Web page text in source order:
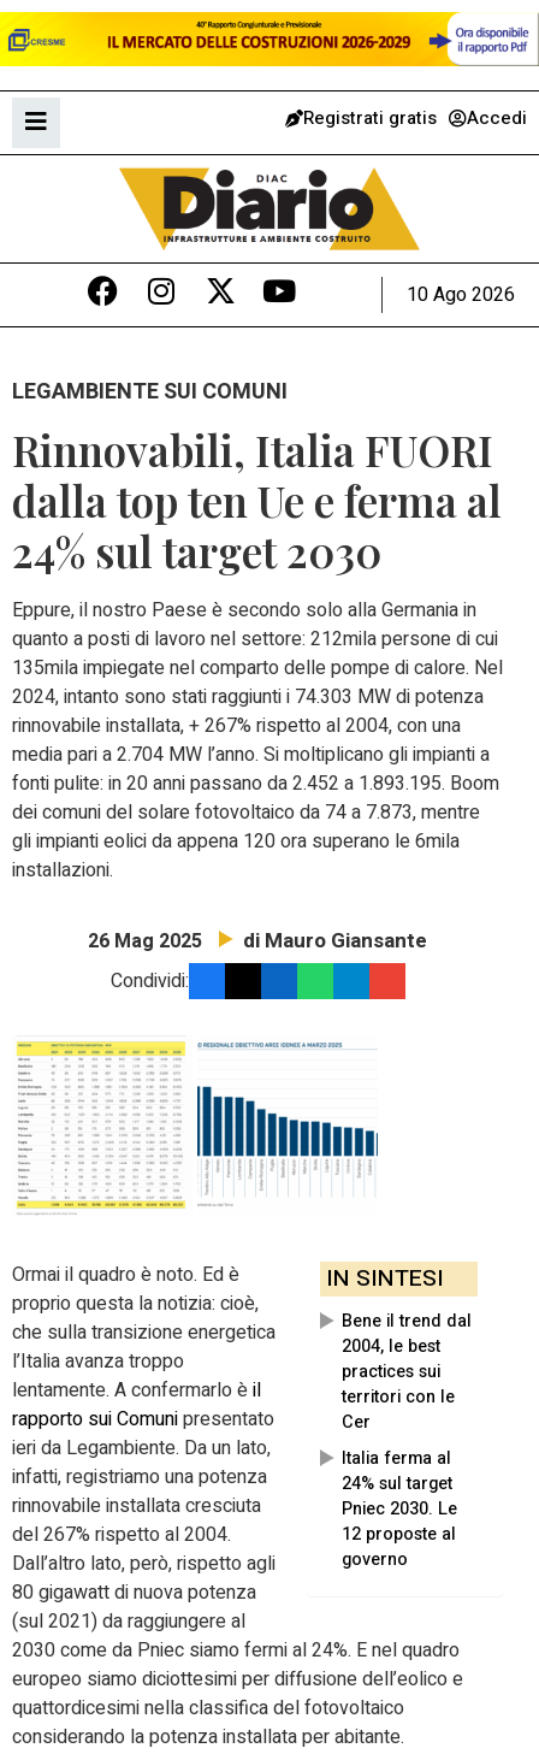
Registrati gratis Accedi
10 Ago 2026
LEGAMBIENTE SUI COMUNI
Rinnovabili, Italia FUORI
dalla top ten Ue e ferma al
24% sul target 2030
Eppure, il nostro Paese è secondo solo alla Germania in
quanto a posti di lavoro nel settore: 212mila persone di cui
135mila impiegate nel comparto delle pompe di calore. Nel
2024, intanto sono stati raggiunti i 74.303 MW di potenza
rinnovabile installata, + 267% rispetto al 2004, con una
media pari a 2.704 MW l’anno. Si moltiplicano gli impianti a
fonti pulite: in 20 anni passano da 2.452 a 1.893.195. Boom
dei comuni del solare fotovoltaico da 74 a 7.873, mentre
gli impianti eolici da appena 120 ora superano le 6mila
installazioni.
26 Mag 2025 di Mauro Giansante
Condividi:
IN SINTESI
Bene il trend dal
2004, le best
practices sui
territori con le
Cer
Italia ferma al
24% sul target
Pniec 2030. Le
12 proposte al
governo
Ormai il quadro è noto. Ed è
proprio questa la notizia: cioè,
che sulla transizione energetica
l’Italia avanza troppo
lentamente. A confermarlo èil
rapporto sui Comunipresentato
ieri da Legambiente. Da un lato,
infatti, registriamo una potenza
rinnovabile installata cresciuta
del 267% rispetto al 2004.
Dall’altro lato, però, rispetto agli
80 gigawatt di nuova potenza
(sul 2021) da raggiungere al
2030 come da Pniec siamo fermi al 24%. E nel quadro
europeo siamo diciottesimi per diffusione dell’eolico e
quattordicesimi nella classifica del fotovoltaico
considerando la potenza installata per abitante.